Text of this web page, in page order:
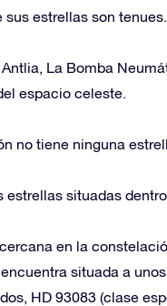
sus estrellas son tenues.
La Bomba
espacio celeste.
no tiene ninguna
estrellas situadas
en la
situada a
HD 93083 (clase